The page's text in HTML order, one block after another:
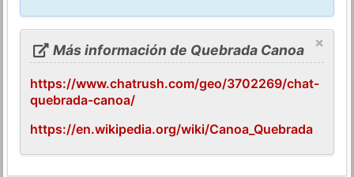
×
Más información de Quebrada Canoa
https://www.chatrush.com/geo/3702269/chat-
quebrada-canoa/
https://en.wikipedia.org/wiki/Canoa_Quebrada